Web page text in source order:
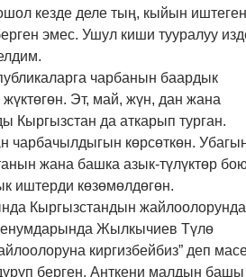
кезде деле тың, кыйын иштеген
эмес. Ушул киши тууралуу
чарбанын баардык
Эт, май, жүн, дан жана
Кыргызстан да аткарып турган.
көрсөткөн.
жана башка азык-түлүктөр
иштерди көзөмөлдөгөн.
Кыргызстандын жайлоолорунда
Жылкычиев Түлө
киргизбейбиз” деп
берген. Анткени малдын башы